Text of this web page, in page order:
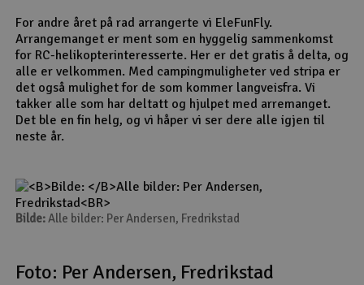
Smarthjem, leg og hobby
Solenergi
Værktøj, udstyr og tilbehør
Gavekort
For andre året på rad arrangerte vi EleFunFly.
Arrangemanget er ment som en hyggelig sammenkomst
for RC-helikopterinteresserte. Her er det gratis å delta, og
alle er velkommen. Med campingmuligheter ved stripa er
det også mulighet for de som kommer langveisfra. Vi
takker alle som har deltatt og hjulpet med arremanget.
Det ble en fin helg, og vi håper vi ser dere alle igjen til
neste år.
Bilde:Alle bilder: Per Andersen, Fredrikstad
Foto: Per Andersen, Fredrikstad